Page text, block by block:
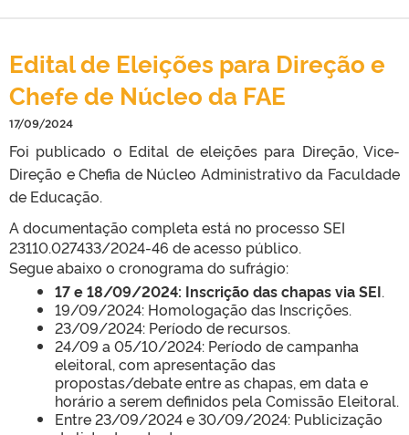
Edital de Eleições para Direção e
Chefe de Núcleo da FAE
17/09/2024
Foi publicado o Edital de eleições para Direção, Vice-
Direção e Chefia de Núcleo Administrativo da Faculdade
de Educação.
A documentação completa está no processo SEI
23110.027433/2024-46 de acesso público.
Segue abaixo o cronograma do sufrágio:
17 e 18/09/2024: Inscrição das chapas via SEI.
19/09/2024: Homologação das Inscrições.
23/09/2024: Período de recursos.
24/09 a 05/10/2024: Período de campanha
eleitoral, com apresentação das
propostas/debate entre as chapas, em data e
horário a serem definidos pela Comissão Eleitoral.
Entre 23/09/2024 e 30/09/2024: Publicização